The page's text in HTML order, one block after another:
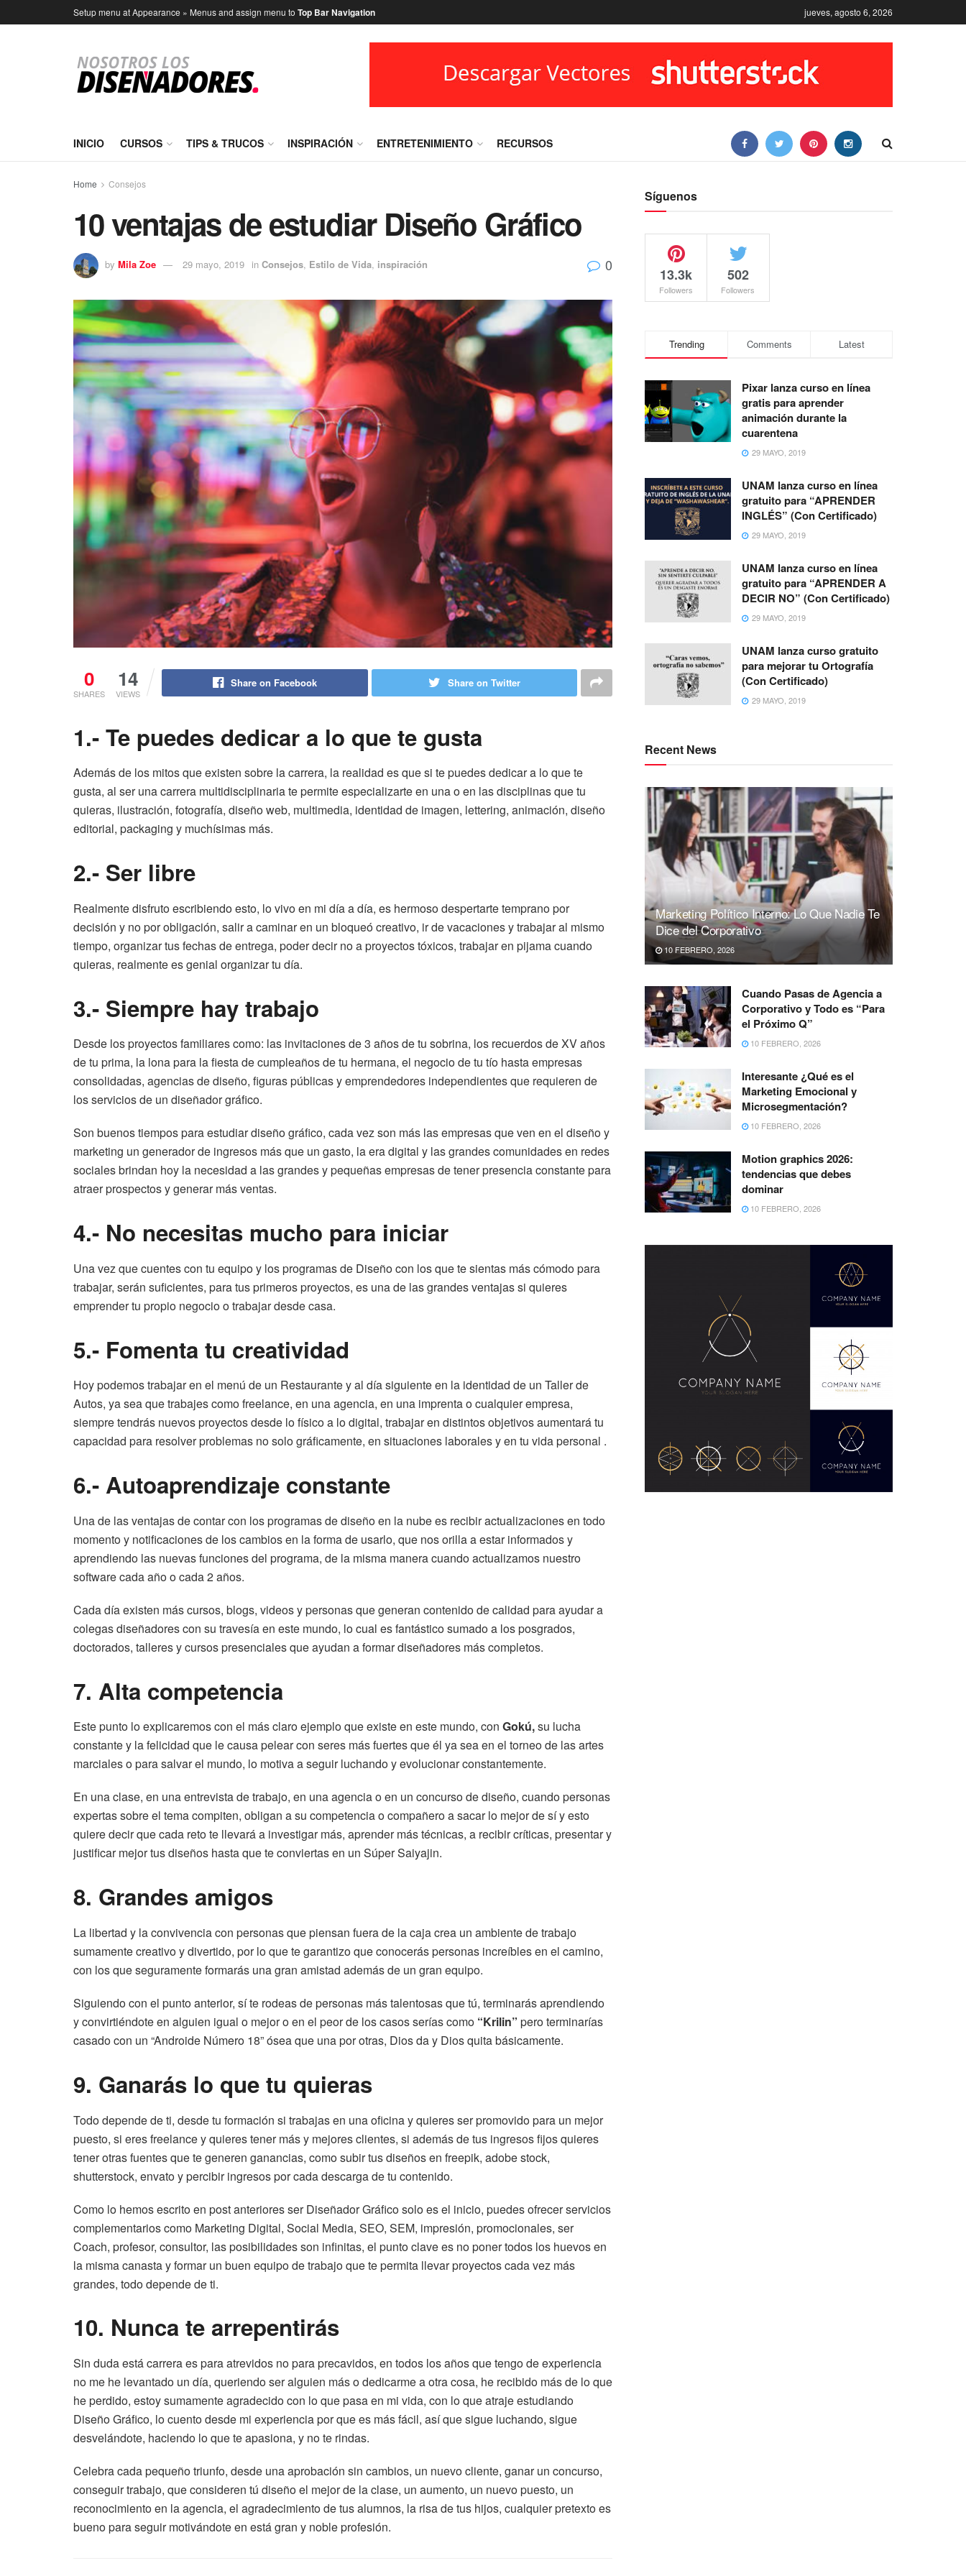
Setup menu at Appearance » Menus and assign menu to Top Bar Navigation jueves, agosto 6, 2026
INICIO CURSOS TIPS & TRUCOS INSPIRACIÓN ENTRETENIMIENTO RECURSOS
Home Consejos
10 ventajas de estudiar Diseño Gráfico
by Mila Zoe 29 mayo, 2019 in Consejos, Estilo de Vida, inspiración 0
0
SHARES
14
VIEWS
Share on Facebook Share on Twitter
1.- Te puedes dedicar a lo que te gusta
Además de los mitos que existen sobre la carrera, la realidad es que si te puedes dedicar a lo que te
gusta, al ser una carrera multidisciplinaria te permite especializarte en una o en las disciplinas que tu
quieras, ilustración, fotografía, diseño web, multimedia, identidad de imagen, lettering, animación, diseño
editorial, packaging y muchísimas más.
2.- Ser libre
Realmente disfruto escribiendo esto, lo vivo en mi día a día, es hermoso despertarte temprano por
decisión y no por obligación, salir a caminar en un bloqueó creativo, ir de vacaciones y trabajar al mismo
tiempo, organizar tus fechas de entrega, poder decir no a proyectos tóxicos, trabajar en pijama cuando
quieras, realmente es genial organizar tu día.
3.- Siempre hay trabajo
Desde los proyectos familiares como: las invitaciones de 3 años de tu sobrina, los recuerdos de XV años
de tu prima, la lona para la fiesta de cumpleaños de tu hermana, el negocio de tu tío hasta empresas
consolidadas, agencias de diseño, figuras públicas y emprendedores independientes que requieren de
los servicios de un diseñador gráfico.
Son buenos tiempos para estudiar diseño gráfico, cada vez son más las empresas que ven en el diseño y
marketing un generador de ingresos más que un gasto, la era digital y las grandes comunidades en redes
sociales brindan hoy la necesidad a las grandes y pequeñas empresas de tener presencia constante para
atraer prospectos y generar más ventas.
4.- No necesitas mucho para iniciar
Una vez que cuentes con tu equipo y los programas de Diseño con los que te sientas más cómodo para
trabajar, serán suficientes, para tus primeros proyectos, es una de las grandes ventajas si quieres
emprender tu propio negocio o trabajar desde casa.
5.- Fomenta tu creatividad
Hoy podemos trabajar en el menú de un Restaurante y al día siguiente en la identidad de un Taller de
Autos, ya sea que trabajes como freelance, en una agencia, en una imprenta o cualquier empresa,
siempre tendrás nuevos proyectos desde lo físico a lo digital, trabajar en distintos objetivos aumentará tu
capacidad para resolver problemas no solo gráficamente, en situaciones laborales y en tu vida personal .
6.- Autoaprendizaje constante
Una de las ventajas de contar con los programas de diseño en la nube es recibir actualizaciones en todo
momento y notificaciones de los cambios en la forma de usarlo, que nos orilla a estar informados y
aprendiendo las nuevas funciones del programa, de la misma manera cuando actualizamos nuestro
software cada año o cada 2 años.
Cada día existen más cursos, blogs, videos y personas que generan contenido de calidad para ayudar a
colegas diseñadores con su travesía en este mundo, lo cual es fantástico sumado a los posgrados,
doctorados, talleres y cursos presenciales que ayudan a formar diseñadores más completos.
7. Alta competencia
Este punto lo explicaremos con el más claro ejemplo que existe en este mundo, con Gokú,su lucha
constante y la felicidad que le causa pelear con seres más fuertes que él ya sea en el torneo de las artes
marciales o para salvar el mundo, lo motiva a seguir luchando y evolucionar constantemente.
En una clase, en una entrevista de trabajo, en una agencia o en un concurso de diseño, cuando personas
expertas sobre el tema compiten, obligan a su competencia o compañero a sacar lo mejor de sí y esto
quiere decir que cada reto te llevará a investigar más, aprender más técnicas, a recibir críticas, presentar y
justificar mejor tus diseños hasta que te conviertas en un Súper Saiyajin.
8. Grandes amigos
La libertad y la convivencia con personas que piensan fuera de la caja crea un ambiente de trabajo
sumamente creativo y divertido, por lo que te garantizo que conocerás personas increíbles en el camino,
con los que seguramente formarás una gran amistad además de un gran equipo.
Siguiendo con el punto anterior, sí te rodeas de personas más talentosas que tú, terminarás aprendiendo
y convirtiéndote en alguien igual o mejor o en el peor de los casos serías como “Krilin” pero terminarías
casado con un “Androide Número 18” ósea que una por otras, Dios da y Dios quita básicamente.
9. Ganarás lo que tu quieras
Todo depende de ti, desde tu formación si trabajas en una oficina y quieres ser promovido para un mejor
puesto, si eres freelance y quieres tener más y mejores clientes, si además de tus ingresos fijos quieres
tener otras fuentes que te generen ganancias, como subir tus diseños en freepik, adobe stock,
shutterstock, envato y percibir ingresos por cada descarga de tu contenido.
Como lo hemos escrito en post anteriores ser Diseñador Gráfico solo es el inicio, puedes ofrecer servicios
complementarios como Marketing Digital, Social Media, SEO, SEM, impresión, promocionales, ser
Coach, profesor, consultor, las posibilidades son infinitas, el punto clave es no poner todos los huevos en
la misma canasta y formar un buen equipo de trabajo que te permita llevar proyectos cada vez más
grandes, todo depende de ti.
10. Nunca te arrepentirás
Sin duda está carrera es para atrevidos no para precavidos, en todos los años que tengo de experiencia
no me he levantado un día, queriendo ser alguien más o dedicarme a otra cosa, he recibido más de lo que
he perdido, estoy sumamente agradecido con lo que pasa en mi vida, con lo que atraje estudiando
Diseño Gráfico, lo cuento desde mi experiencia por que es más fácil, así que sigue luchando, sigue
desvelándote, haciendo lo que te apasiona, y no te rindas.
Celebra cada pequeño triunfo, desde una aprobación sin cambios, un nuevo cliente, ganar un concurso,
conseguir trabajo, que consideren tú diseño el mejor de la clase, un aumento, un nuevo puesto, un
reconocimiento en la agencia, el agradecimiento de tus alumnos, la risa de tus hijos, cualquier pretexto es
bueno para seguir motivándote en está gran y noble profesión.
Síguenos
13.3k
Followers
502
Followers
Trending Comments Latest
Pixar lanza curso en línea
gratis para aprender
animación durante la
cuarentena
29 MAYO, 2019
UNAM lanza curso en línea
gratuito para “APRENDER
INGLÉS” (Con Certificado)
29 MAYO, 2019
UNAM lanza curso en línea
gratuito para “APRENDER A
DECIR NO” (Con Certificado)
29 MAYO, 2019
UNAM lanza curso gratuito
para mejorar tu Ortografía
(Con Certificado)
29 MAYO, 2019
Recent News
Marketing Político Interno: Lo Que Nadie Te
Dice del Corporativo
10 FEBRERO, 2026
Cuando Pasas de Agencia a
Corporativo y Todo es “Para
el Próximo Q”
10 FEBRERO, 2026
Interesante ¿Qué es el
Marketing Emocional y
Microsegmentación?
10 FEBRERO, 2026
Motion graphics 2026:
tendencias que debes
dominar
10 FEBRERO, 2026